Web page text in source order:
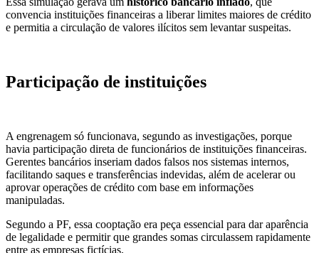
convencia instituições financeiras a liberar limites maiores de crédito
e permitia a circulação de valores ilícitos sem levantar suspeitas.
Participação de instituições
A engrenagem só funcionava, segundo as investigações, porque
havia participação direta de funcionários de instituições financeiras.
Gerentes bancários inseriam dados falsos nos sistemas internos,
facilitando saques e transferências indevidas, além de acelerar ou
aprovar operações de crédito com base em informações
manipuladas.
Segundo a PF, essa cooptação era peça essencial para dar aparência
de legalidade e permitir que grandes somas circulassem rapidamente
entre as empresas fictícias.